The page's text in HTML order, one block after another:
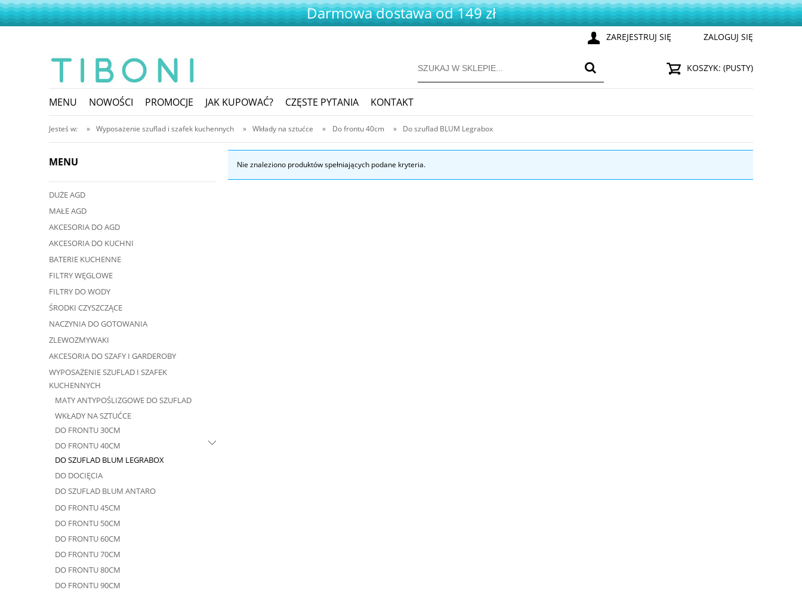
Darmowa dostawa od 149 zł
ZAREJESTRUJ SIĘ ZALOGUJ SIĘ
KOSZYK: (PUSTY)
MENU NOWOŚCI PROMOCJE JAK KUPOWAĆ? CZĘSTE PYTANIA KONTAKT
Jesteś w: » Wyposażenie szuflad i szafek kuchennych » Wkłady na sztućce » Do frontu 40cm » Do szuflad BLUM Legrabox
MENU
DUŻE AGD
MAŁE AGD
AKCESORIA DO AGD
AKCESORIA DO KUCHNI
BATERIE KUCHENNE
FILTRY WĘGLOWE
FILTRY DO WODY
ŚRODKI CZYSZCZĄCE
NACZYNIA DO GOTOWANIA
ZLEWOZMYWAKI
AKCESORIA DO SZAFY I GARDEROBY
WYPOSAŻENIE SZUFLAD I SZAFEK
KUCHENNYCH
MATY ANTYPOŚLIZGOWE DO SZUFLAD
WKŁADY NA SZTUĆCE
DO FRONTU 30CM
DO FRONTU 40CM
DO SZUFLAD BLUM LEGRABOX
DO DOCIĘCIA
DO SZUFLAD BLUM ANTARO
DO FRONTU 45CM
DO FRONTU 50CM
DO FRONTU 60CM
DO FRONTU 70CM
DO FRONTU 80CM
DO FRONTU 90CM
Nie znaleziono produktów spełniających podane kryteria.